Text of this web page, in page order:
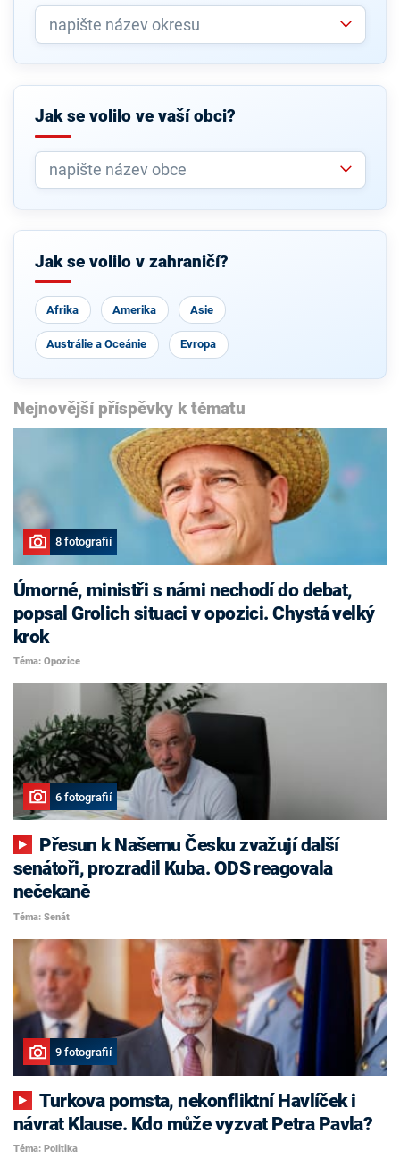
Jak se volilo ve vaší obci?
Jak se volilo v zahraničí?
Afrika Amerika Asie
Austrálie a Oceánie Evropa
Nejnovější příspěvky k tématu
8 fotografií
Úmorné, ministři s námi nechodí do debat,
popsal Grolich situaci v opozici. Chystá velký
krok
Téma: Opozice
6 fotografií
senátoři, prozradil Kuba. ODS reagovala
nečekaně
Téma: Senát
9 fotografií
Turkova pomsta, nekonfliktní Havlíček i
návrat Klause. Kdo může vyzvat Petra Pavla?
Téma: Politika